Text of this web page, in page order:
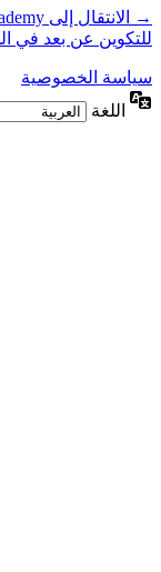
للتكوين عن بعد في
سياسة الخصوصية
اللغة